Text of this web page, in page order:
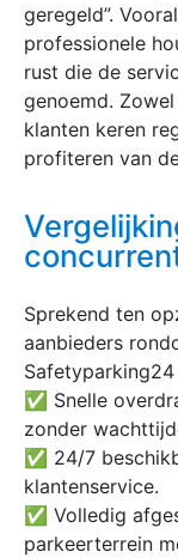
geregeld”.
professionele
rust die de
genoemd.
klanten keren
profiteren van
Sprekend ten
aanbieders
Safetyparking24
✅ Snelle
zonder
✅ 24/7
klantenservice.
✅ Volledig
parkeerterrein